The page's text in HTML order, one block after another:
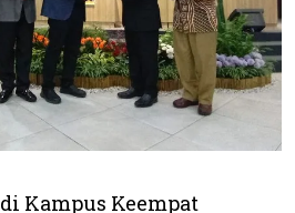
Kampus Keempat